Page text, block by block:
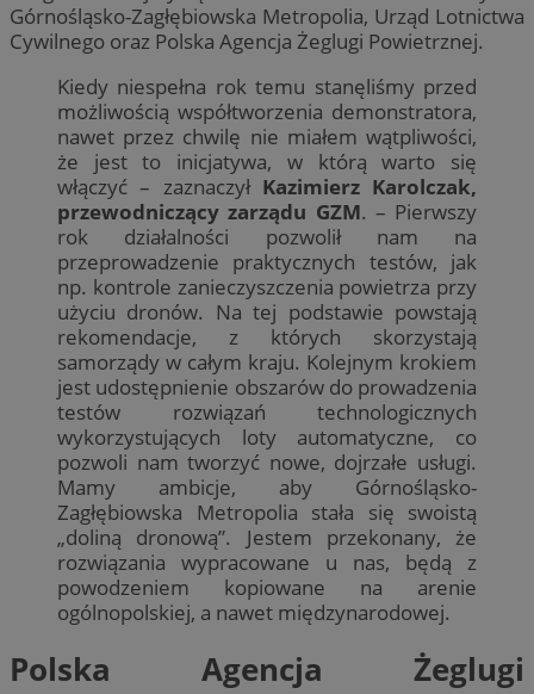
Górnośląsko-Zagłębiowska Metropolia, Urząd Lotnictwa
Cywilnego oraz Polska Agencja Żeglugi Powietrznej.
Kiedy niespełna rok temu stanęliśmy przed
możliwością współtworzenia demonstratora,
nawet przez chwilę nie miałem wątpliwości,
że jest to inicjatywa, w którą warto się
włączyć – zaznaczył Kazimierz Karolczak,
przewodniczący zarządu GZM. – Pierwszy
rok działalności pozwolił nam na
przeprowadzenie praktycznych testów, jak
np. kontrole zanieczyszczenia powietrza przy
użyciu dronów. Na tej podstawie powstają
rekomendacje, z których skorzystają
samorządy w całym kraju. Kolejnym krokiem
jest udostępnienie obszarów do prowadzenia
testów rozwiązań technologicznych
wykorzystujących loty automatyczne, co
pozwoli nam tworzyć nowe, dojrzałe usługi.
Mamy ambicje, aby Górnośląsko-
Zagłębiowska Metropolia stała się swoistą
„doliną dronową”. Jestem przekonany, że
rozwiązania wypracowane u nas, będą z
powodzeniem kopiowane na arenie
ogólnopolskiej, a nawet międzynarodowej.
Polska Agencja Żeglugi